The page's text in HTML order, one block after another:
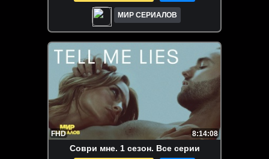
МИР СЕРИАЛОВ
FHD 8:14:08
Соври мне. 1 сезон. Все серии